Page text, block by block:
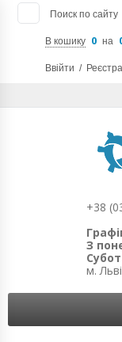
Поиск по сайту
В кошику 0 на
Ввійти /
+38
З
м.